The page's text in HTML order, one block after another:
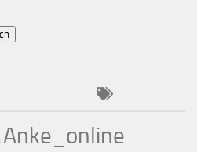
Anke_online